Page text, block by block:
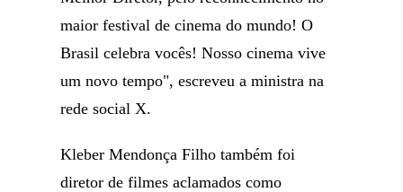
maior festival de cinema do mundo! O
Brasil celebra vocês! Nosso cinema vive
um novo tempo", escreveu a ministra na
rede social X.
Kleber Mendonça Filho também foi
diretor de filmes aclamados como